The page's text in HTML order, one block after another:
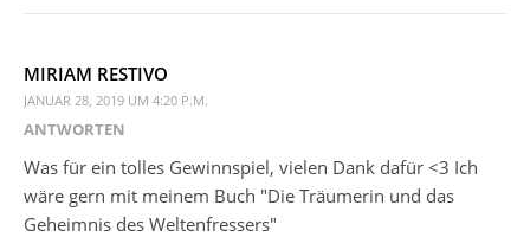
MIRIAM RESTIVO
JANUAR 28, 2019 UM 4:20 P.M.
ANTWORTEN
Was für ein tolles Gewinnspiel, vielen Dank dafür <3 Ich
wäre gern mit meinem Buch "Die Träumerin und das
Geheimnis des Weltenfressers"